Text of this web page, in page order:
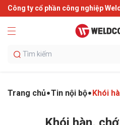
Công ty cổ phần công nghiệp
Trang chủ Tin nội bộ Khói